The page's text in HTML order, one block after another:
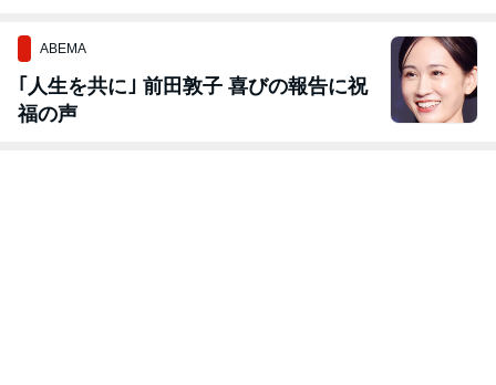
ABEMA
｢人生を共に｣ 前田敦子 喜びの報告に祝
福の声